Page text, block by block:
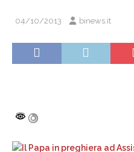
04/10/2013 binews.it